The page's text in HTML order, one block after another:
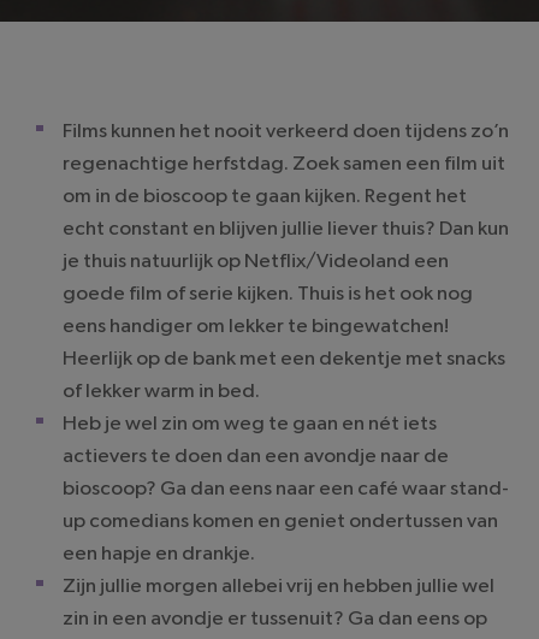
Films kunnen het nooit verkeerd doen tijdens zo’n
regenachtige herfstdag. Zoek samen een film uit
om in de bioscoop te gaan kijken. Regent het
echt constant en blijven jullie liever thuis? Dan kun
je thuis natuurlijk op Netflix/Videoland een
goede film of serie kijken. Thuis is het ook nog
eens handiger om lekker te bingewatchen!
Heerlijk op de bank met een dekentje met snacks
of lekker warm in bed.
Heb je wel zin om weg te gaan en nét iets
actievers te doen dan een avondje naar de
bioscoop? Ga dan eens naar een café waar stand-
up comedians komen en geniet ondertussen van
een hapje en drankje.
Zijn jullie morgen allebei vrij en hebben jullie wel
zin in een avondje er tussenuit? Ga dan eens op